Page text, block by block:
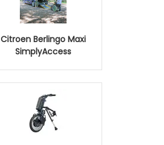
Citroen Berlingo Maxi
SimplyAccess